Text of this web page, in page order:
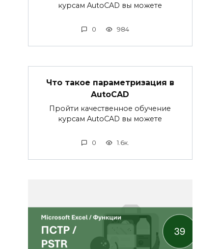
курсам AutoCAD вы можете
0 984
Что такое параметризация в
AutoCAD
Пройти качественное обучение
курсам AutoCAD вы можете
0 1.6к.